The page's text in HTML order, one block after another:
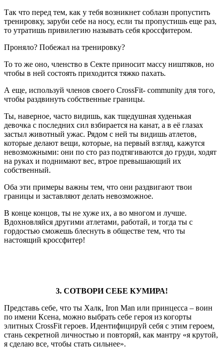
Так что перед тем, как у тебя возникнет соблазн пропустить
тренировку, заруби себе на носу, если ты пропустишь еще раз,
то утратишь привилегию называть себя кроссфитером.
Проняло? Побежал на тренировку?
То то же оно, членство в Секте приносит массу ништяков, но
чтобы в ней состоять приходится тяжко пахать.
А еще, используй членов своего CrossFit- community для того,
чтобы раздвинуть собственные границы.
Ты, наверное, часто видишь, как тщедушная худенькая
девочка с последних сил взбирается на канат, а в её глазах
застыл животный ужас. Рядом с ней ты видишь атлетов,
которые делают вещи, которые, на первый взгляд, кажутся
невозможными: они по сто раз подтягиваются до груди, ходят
на руках и поднимают вес, втрое превышающий их
собственный.
Оба эти примеры важны тем, что они раздвигают твои
границы и заставляют делать невозможное.
В конце концов, ты не хуже их, а во многом и лучше.
Вдохновляйся другими атлетами, работай, и тогда ты с
гордостью сможешь блеснуть в обществе тем, что ты
настоящий кроссфитер!
3. СОТВОРИ СЕБЕ КУМИРА!
Представь себе, что ты Халк, Iron Man или принцесса – воин
по имени Ксена, можно выбрать себе героя из когорты
элитных CrossFit героев. Идентифицируй себя с этим героем,
стань секретной личностью и повторяй, как мантру «я крутой,
я сделаю все, чтобы стать сильнее».